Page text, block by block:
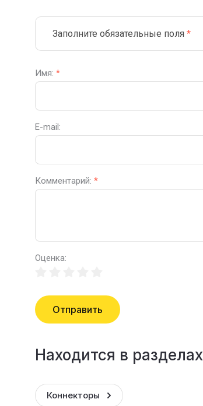
Заполните обязательные поля *
Имя: *
E-mail:
Комментарий: *
Оценка:
Отправить
Находится в разделах
Коннекторы